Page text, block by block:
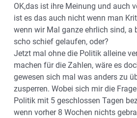
OK,das ist ihre Meinung und auch
ist es das auch nicht wenn man
wenn wir Mal ganze ehrlich sind, a
scho schief gelaufen, oder?
Jetzt mal ohne die Politik alleine
machen für die Zahlen, wäre es
gewesen sich mal was anders zu
zusperren. Wobei sich mir die
Politik mit 5 geschlossen Tagen
wenn vorher 8 Wochen nichts